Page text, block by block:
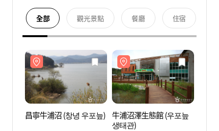
全部 觀光景點 餐廳 住宿
昌寧牛浦沼 (창녕 우포늪) 牛浦沼澤生態館 (우포늪
생태관)